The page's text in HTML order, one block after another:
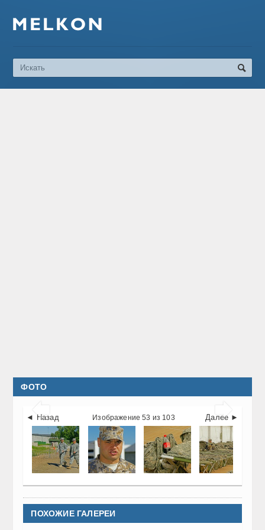
ФОТО
 
◄ Назад Далее ►
Изображение 53 из 103
ПОХОЖИЕ ГАЛЕРЕИ